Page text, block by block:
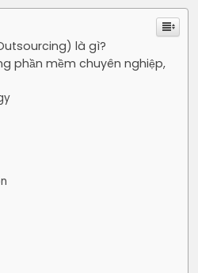
là gì?
phần mềm chuyên nghiệp,